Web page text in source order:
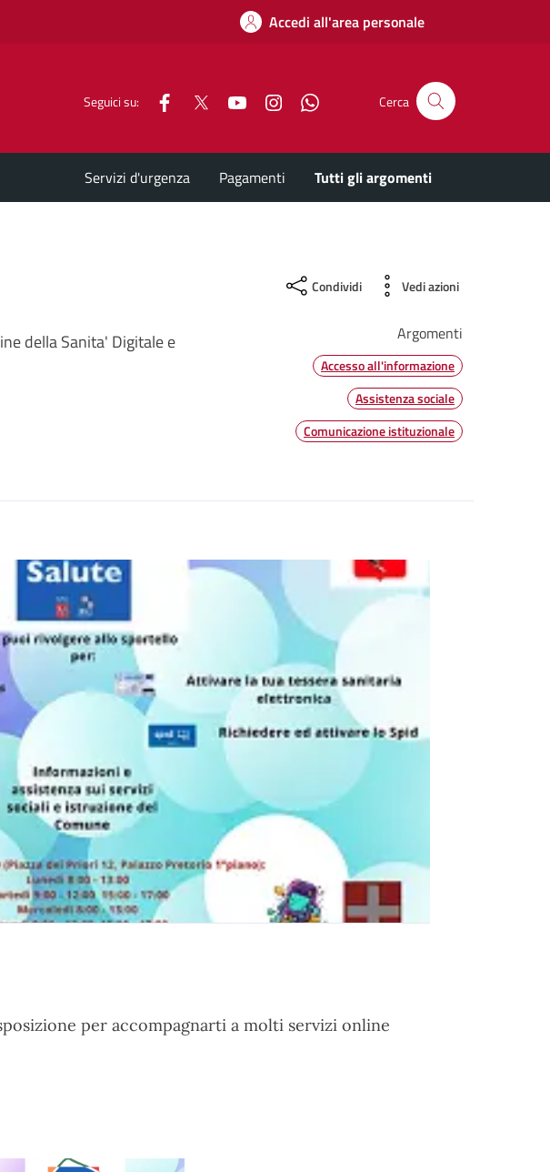
Accedi all'area personale
Seguici su: Facebook YouTubeInstagramWhatsappCerca
Servizi d'urgenza Pagamenti Tutti gli argomenti
della Sanita' Digitale e
Condividi Vedi azioni
Argomenti
Accesso all'informazione
Assistenza sociale
Comunicazione istituzionale
per accompagnarti a molti servizi online